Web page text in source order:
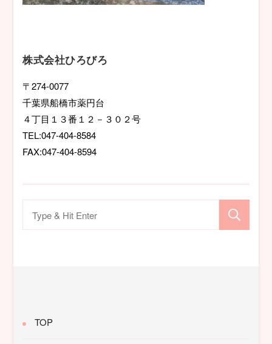
株式会社ひろびろ
〒274-0077
千葉県船橋市薬円台
４丁目１３番１２－３０２号
TEL:047-404-8584
FAX:047-404-8594
TOP